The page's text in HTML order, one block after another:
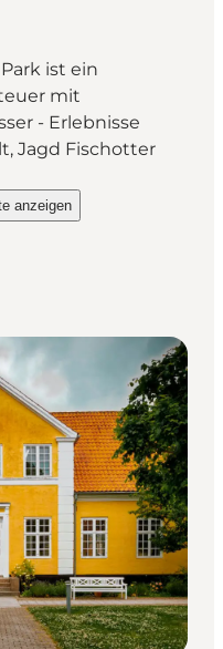
ist ein
mit
- Erlebnisse
Jagd Fischotter
& Wildlife Park"
anzeigen
Aquarium & Wildlife Park on_map